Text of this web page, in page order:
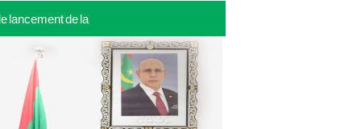
lancement de la